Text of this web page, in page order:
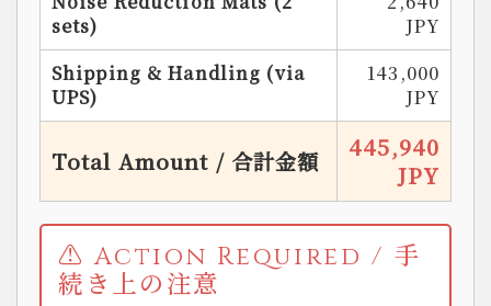
sets)
JPY
Shipping & Handling (via
UPS)
143,000
JPY
Total Amount / 合計金額
445,940
JPY
⚠️ Action Required / 手
続き上の注意